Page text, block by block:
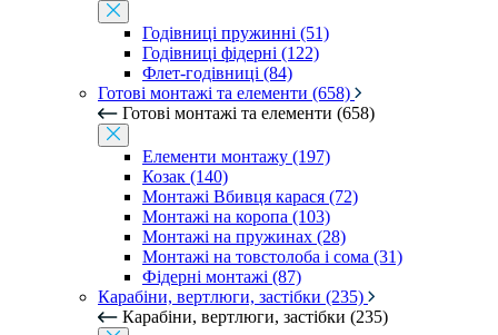
Годівниці пружинні (51)
Годівниці фідерні (122)
Флет-годівниці (84)
Готові монтажі та елементи (658)
Готові монтажі та елементи (658)
Елементи монтажу (197)
Козак (140)
Монтажі Вбивця карася (72)
Монтажі на коропа (103)
Монтажі на пружинах (28)
Монтажі на товстолоба і сома (31)
Фідерні монтажі (87)
Карабіни, вертлюги, застібки (235)
Карабіни, вертлюги, застібки (235)